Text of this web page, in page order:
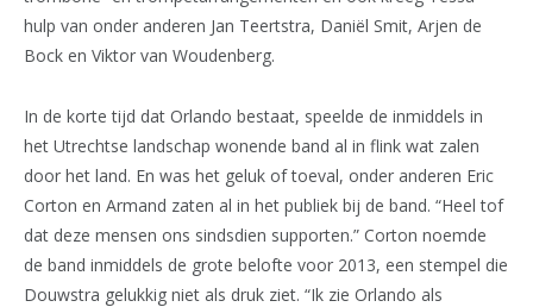
hulp van onder anderen Jan Teertstra, Daniël Smit, Arjen de
Bock en Viktor van Woudenberg.
In de korte tijd dat Orlando bestaat, speelde de inmiddels in
het Utrechtse landschap wonende band al in flink wat zalen
door het land. En was het geluk of toeval, onder anderen Eric
Corton en Armand zaten al in het publiek bij de band. “Heel tof
dat deze mensen ons sindsdien supporten.” Corton noemde
de band inmiddels de grote belofte voor 2013, een stempel die
Douwstra gelukkig niet als druk ziet. “Ik zie Orlando als